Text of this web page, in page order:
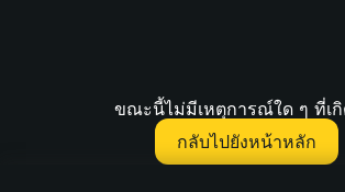
ขณะนี้ไม่มีเหตุการณ์ใด ๆ ที่เ
กลับไปยังหน้าหลัก